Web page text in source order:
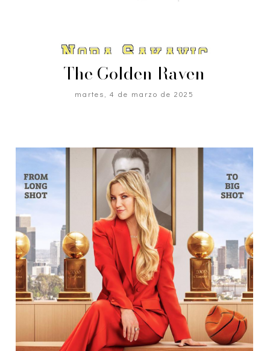
The Golden Raven
martes, 4 de marzo de 2025